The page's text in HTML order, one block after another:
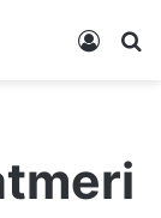
Kayıt